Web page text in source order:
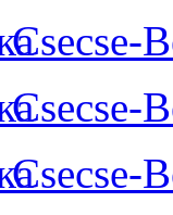
Csecse-
Csecse-
Csecse-